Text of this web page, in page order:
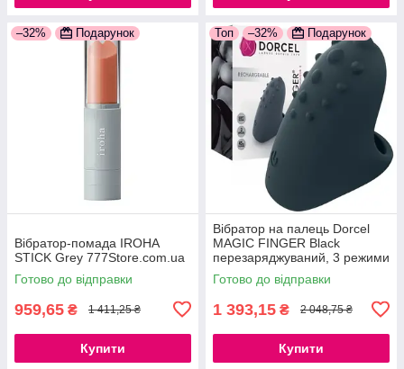
–32% Подарунок
Вібратор-помада IROHA
STICK Grey 777Store.com.ua
Готово до відправки
959,65 ₴ 1 411,25 ₴
Купити
Топ –32% Подарунок
Вібратор на палець Dorcel
MAGIC FINGER Black
перезаряджуваний, 3 режими
роботи, із м'якого ніжного
силікону
Готово до відправки
1 393,15 ₴ 2 048,75 ₴
Купити